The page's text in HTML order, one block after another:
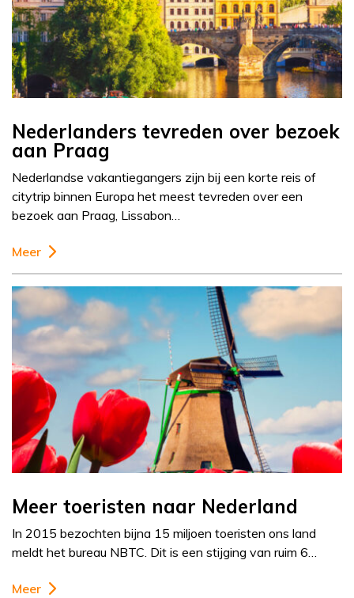
Nederlanders tevreden over bezoek
aan Praag
Nederlandse vakantiegangers zijn bij een korte reis of
citytrip binnen Europa het meest tevreden over een
bezoek aan Praag, Lissabon…
Meer
Meer toeristen naar Nederland
In 2015 bezochten bijna 15 miljoen toeristen ons land
meldt het bureau NBTC. Dit is een stijging van ruim 6…
Meer